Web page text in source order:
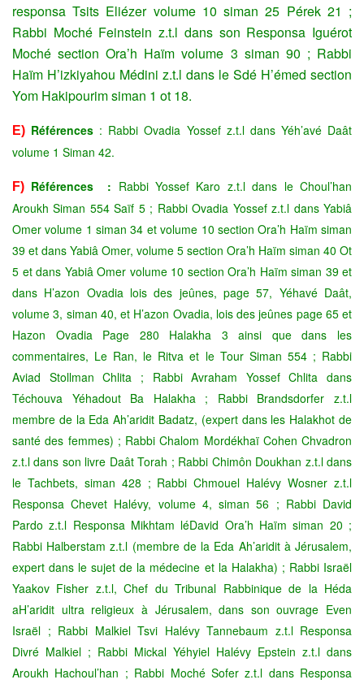
responsa Tsits Eliézer volume 10 siman 25 Pérek 21 ;
Rabbi Moché Feinstein z.t.l dans son Responsa Iguérot
Moché section Ora’h Haïm volume 3 siman 90 ; Rabbi
Haïm H’izkiyahou Médini z.t.l dans le Sdé H’émed section
Yom Hakipourim siman 1 ot 18.
E) Références : Rabbi Ovadia Yossef z.t.l dans Yéh’avé Daât
volume 1 Siman 42.
F) Références : Rabbi Yossef Karo z.t.l dans le Choul’han
Aroukh Siman 554 Saïf 5 ; Rabbi Ovadia Yossef z.t.l dans Yabiâ
Omer volume 1 siman 34 et volume 10 section Ora’h Haïm siman
39 et dans Yabiâ Omer, volume 5 section Ora’h Haïm siman 40 Ot
5 et dans Yabiâ Omer volume 10 section Ora’h Haïm siman 39 et
dans H’azon Ovadia lois des jeûnes, page 57, Yéhavé Daât,
volume 3, siman 40, et H’azon Ovadia, lois des jeûnes page 65 et
Hazon Ovadia Page 280 Halakha 3 ainsi que dans les
commentaires, Le Ran, le Ritva et le Tour Siman 554 ; Rabbi
Aviad Stollman Chlita ; Rabbi Avraham Yossef Chlita dans
Téchouva Yéhadout Ba Halakha ; Rabbi Brandsdorfer z.t.l
membre de la Eda Ah’aridit Badatz, (expert dans les Halakhot de
santé des femmes) ; Rabbi Chalom Mordékhaï Cohen Chvadron
z.t.l dans son livre Daât Torah ; Rabbi Chimôn Doukhan z.t.l dans
le Tachbets, siman 428 ; Rabbi Chmouel Halévy Wosner z.t.l
Responsa Chevet Halévy, volume 4, siman 56 ; Rabbi David
Pardo z.t.l Responsa Mikhtam léDavid Ora’h Haïm siman 20 ;
Rabbi Halberstam z.t.l (membre de la Eda Ah’aridit à Jérusalem,
expert dans le sujet de la médecine et la Halakha) ; Rabbi Israël
Yaakov Fisher z.t.l, Chef du Tribunal Rabbinique de la Héda
aH’aridit ultra religieux à Jérusalem, dans son ouvrage Even
Israël ; Rabbi Malkiel Tsvi Halévy Tannebaum z.t.l Responsa
Divré Malkiel ; Rabbi Mickal Yéhyiel Halévy Epstein z.t.l dans
Aroukh Hachoul’han ; Rabbi Moché Sofer z.t.l dans Responsa